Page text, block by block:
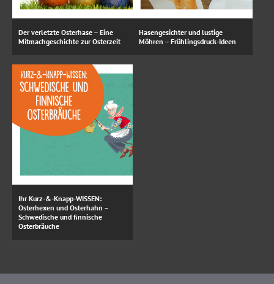
Der verletzte Osterhase – Eine
Mitmachgeschichte zur Osterzeit
Hasengesichter und lustige
Möhren – Frühlingsdruck-Ideen
Ihr Kurz-&-Knapp-WISSEN:
Osterhexen und Osterhahn –
Schwedische und finnische
Osterbräuche